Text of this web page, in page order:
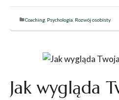
Coaching Psychologia Rozwój osobisty
Jak wygląda